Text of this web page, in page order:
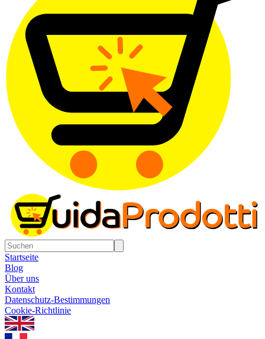
Startseite
Blog
Über uns
Kontakt
Datenschutz-Bestimmungen
Cookie-Richtlinie